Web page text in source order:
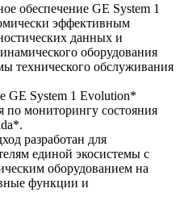
обеспечение GE System 1
эффективным
данных и
оборудования
технического обслуживания
GE System 1 Evolution*
по мониторингу состояния
разработан для
единой экосистемы с
оборудованием на
функции и